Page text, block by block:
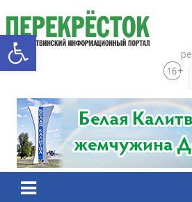
to
content
r
Открыть панель